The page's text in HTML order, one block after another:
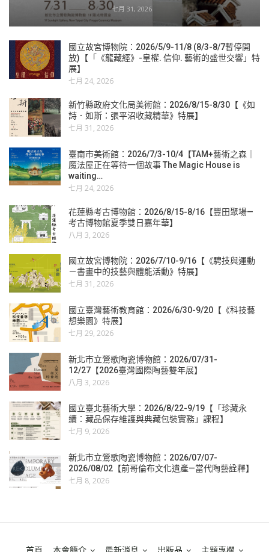
七月 31, 2026
國立故宮博物院：2026/5/9-11/8 (8/3-8/7暫停開
放)【「《龍藏經》-皇權. 信仰. 藝術的盛世交響」特
展】
七月 24, 2026
新竹縣政府文化局美術館：2026/8/15-8/30【《如
詩．如斯：張平沼收藏精華》特展】
七月 31, 2026
臺南市美術館：2026/7/3-10/4【TAM+藝術之森｜
魔法屋正在等待一個故事 The Magic House is
waiting…
七月 24, 2026
花蓮縣考古博物館：2026/8/15-8/16【豐田聚場—
考古博物館夏季雙日嘉年華】
八月 3, 2026
國立故宮博物院：2026/7/10-9/16【《騁技與運動
－書畫中的技藝與體能活動》特展】
七月 31, 2026
國立臺灣藝術教育館：2026/6/30-9/20【《科技藝
想樂園》特展】
七月 29, 2026
新北市立鶯歌陶瓷博物館：2026/07/31-
12/27【2026臺灣國際陶藝雙年展】
八月 3, 2026
國立臺北藝術大學：2026/8/22-9/19【「珍藏永
續：藏品保存維護與典藏包裝實務」課程】
七月 9, 2026
新北市立鶯歌陶瓷博物館：2026/07/07-
2026/08/02【前哥倫布文化遺產—當代陶藝詮釋】
七月 8, 2026